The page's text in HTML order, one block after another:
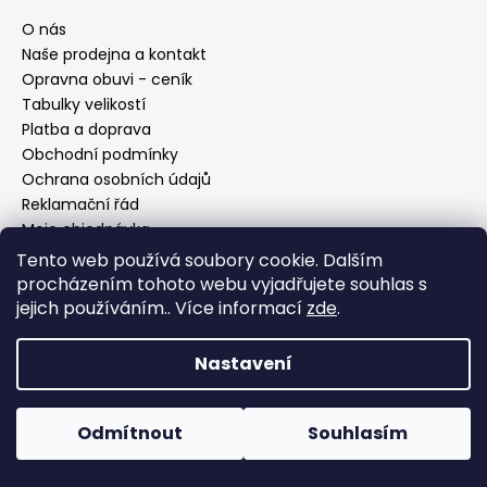
Tento web používá soubory cookie. Dalším
procházením tohoto webu vyjadřujete souhlas s
jejich používáním.. Více informací zde.
Nastavení
Odmítnout Souhlasím
a
j
í
t
?
HLEDAT
D
p
u
O nás
Naše prodejna a kontakt
Opravna obuvi - ceník
Tabulky velikostí
Platba a doprava
Obchodní podmínky
Ochrana osobních údajů
Reklamační řád
Moje objednávka
Facebook